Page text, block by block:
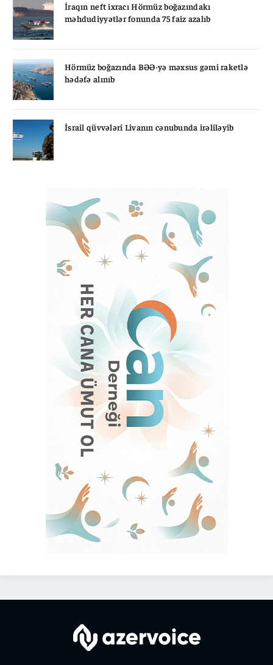
İraqın neft ixracı Hörmüz boğazındakı
məhdudiyyətlər fonunda 75 faiz azalıb
Hörmüz boğazında BƏƏ-yə məxsus gəmi raketlə
hədəfə alınıb
İsrail qüvvələri Livanın cənubunda irəliləyib